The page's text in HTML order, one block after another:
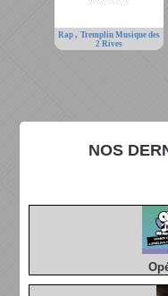
NOS
Rap , Tremplin Musique des
2 Rives